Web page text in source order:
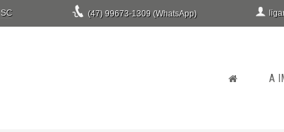
SC (47) 99673-1309 (WhatsApp)
A